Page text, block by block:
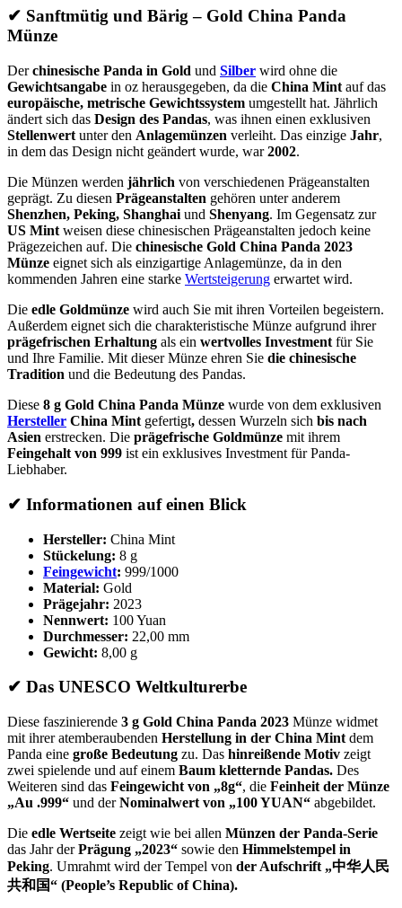
✔ Sanftmütig und Bärig – Gold China Panda
Münze
Derchinesische Panda in Gold und Silber wird ohne die
Gewichtsangabe in oz herausgegeben, da die China Mint auf das
europäische, metrische Gewichtssystem umgestellt hat. Jährlich
ändert sich das Design des Pandas, was ihnen einen exklusiven
Stellenwert unter den Anlagemünzen verleiht. Das einzige Jahr,
in dem das Design nicht geändert wurde, war2002.
Die Münzen werden jährlich von verschiedenen Prägeanstalten
geprägt. Zu diesen Prägeanstalten gehören unter anderem
Shenzhen, Peking, Shanghai und Shenyang. Im Gegensatz zur
US Mint weisen diese chinesischen Prägeanstalten jedoch keine
Prägezeichen auf. Die chinesische Gold China Panda 2023
Münze eignet sich als einzigartige Anlagemünze, da in den
kommenden Jahren eine starke Wertsteigerung erwartet wird.
Die edle Goldmünze wird auch Sie mit ihren Vorteilen begeistern.
Außerdem eignet sich die charakteristische Münze aufgrund ihrer
prägefrischen Erhaltung als ein wertvolles Investment für Sie
und Ihre Familie. Mit dieser Münze ehren Sie die chinesische
Tradition und die Bedeutung des Pandas.
Diese 8 g Gold China Panda Münze wurde von dem exklusiven
Hersteller China Mint gefertigt, dessen Wurzeln sich bis nach
Asien erstrecken. Die prägefrische Goldmünze mit ihrem
Feingehalt von 999 ist ein exklusives Investment für Panda-
Liebhaber.
✔ Informationen auf einen Blick
Hersteller: China Mint
Stückelung: 8 g
Feingewicht: 999/1000
Material: Gold
Prägejahr: 2023
Nennwert: 100 Yuan
Durchmesser: 22,00 mm
Gewicht: 8,00 g
✔ Das UNESCO Weltkulturerbe
Diese faszinierende 3 g Gold China Panda 2023 Münze widmet
mit ihrer atemberaubenden Herstellung in der China Mint dem
Panda eine große Bedeutung zu. Das hinreißende Motiv zeigt
zwei spielende und auf einem Baum kletternde Pandas. Des
Weiteren sind das Feingewicht von „8g“, die Feinheit der Münze
„Au .999“ und derNominalwert von „100 YUAN“ abgebildet.
Die edle Wertseite zeigt wie bei allen Münzen der Panda-Serie
das Jahr derPrägung „2023“ sowie den Himmelstempel in
Peking. Umrahmt wird der Tempel von der Aufschrift „中华人民
共和国“ (People’s Republic of China).